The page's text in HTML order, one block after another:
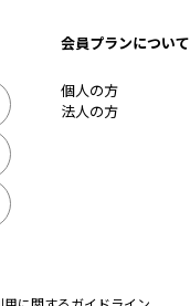
会員プランについて
個人の方
法人の方